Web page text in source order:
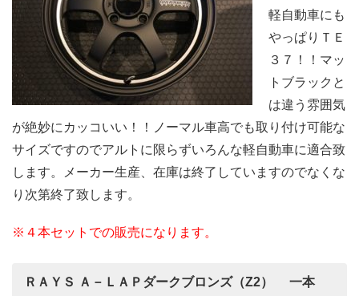
軽自動車にも
やっぱりＴＥ
３７！！マッ
トブラックと
は違う雰囲気
が絶妙にカッコいい！！ノーマル車高でも取り付け可能な
サイズですのでアルトに限らずいろんな軽自動車に適合致
します。メーカー生産、在庫は終了していますのでなくな
り次第終了致します。
※４本セットでの販売になります。
ＲＡＹＳ Ａ－ＬＡＰダークブロンズ（Z2） 一本